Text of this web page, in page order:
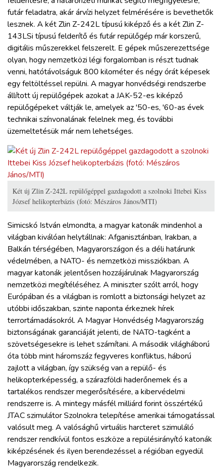
futár feladatra, akár árvízi helyzet felmérésére is bevethetők
lesznek. A két Zlin Z-242L típusú kiképző és a két Zlin Z-
143LSi típusú felderítő és futár repülőgép már korszerű,
digitális műszerekkel felszerelt. E gépek műszerezettsége
olyan, hogy nemzetközi légi forgalomban is részt tudnak
venni, hatótávolságuk 800 kilométer és négy órát képesek
egy feltöltéssel repülni. A magyar honvédségi rendszerbe
állított új repülőgépek azokat a JAK-52-es kiképző
repülőgépeket váltják le, amelyek az '50-es, '60-as évek
technikai színvonalának felelnek meg, és további
üzemeltetésük már nem lehetséges.
Két új Zlin Z-242L repülőgéppel gazdagodott a szolnoki Ittebei Kiss
József helikopterbázis (fotó: Mészáros János/MTI)
Simicskó István elmondta, a magyar katonák mindenhol a
világban kiválóan helytállnak: Afganisztánban, Irakban, a
Balkán térségében, Magyarországon és a déli határunk
védelmében, a NATO- és nemzetközi missziókban. A
magyar katonák jelentősen hozzájárulnak Magyarország
nemzetközi megítéléséhez. A miniszter szólt arról, hogy
Európában és a világban is romlott a biztonsági helyzet az
utóbbi időszakban, szinte naponta érkeznek hírek
terrortámadásokról. A Magyar Honvédség Magyarország
biztonságának garanciáját jelenti, de NATO-tagként a
szövetségesekre is lehet számítani. A második világháború
óta több mint háromszáz fegyveres konfliktus, háború
zajlott a világban, így szükség van a repülő- és
helikopterképesség, a szárazföldi haderőnemek és a
tartalékos rendszer megerősítésére, a kibervédelmi
rendszerre is. A mintegy másfél milliárd forint összértékű
JTAC szimulátor Szolnokra telepítése amerikai támogatással
valósult meg. A valósághű virtuális harcteret szimuláló
rendszer rendkívül fontos eszköze a repülésirányító katonák
kiképzésének és ilyen berendezéssel a régióban egyedül
Magyarország rendelkezik.